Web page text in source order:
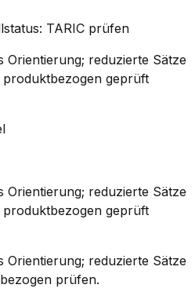
: TARIC prüfen
Orientierung; reduzierte Sätze
geprüft
Orientierung; reduzierte Sätze
geprüft
Orientierung; reduzierte Sätze
prüfen.